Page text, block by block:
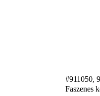
#911050,
Faszenes